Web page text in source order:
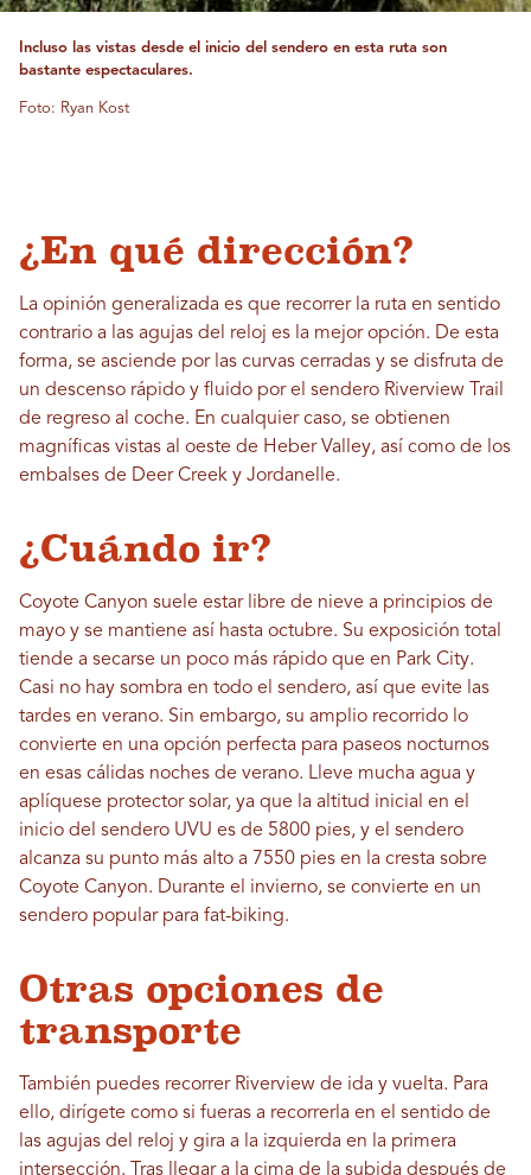
Incluso las vistas desde el inicio del sendero en esta ruta son
bastante espectaculares.
Foto: Ryan Kost
¿En qué dirección?
La opinión generalizada es que recorrer la ruta en sentido
contrario a las agujas del reloj es la mejor opción. De esta
forma, se asciende por las curvas cerradas y se disfruta de
un descenso rápido y fluido por el sendero Riverview Trail
de regreso al coche. En cualquier caso, se obtienen
magníficas vistas al oeste de Heber Valley, así como de los
embalses de Deer Creek y Jordanelle.
¿Cuándo ir?
Coyote Canyon suele estar libre de nieve a principios de
mayo y se mantiene así hasta octubre. Su exposición total
tiende a secarse un poco más rápido que en Park City.
Casi no hay sombra en todo el sendero, así que evite las
tardes en verano. Sin embargo, su amplio recorrido lo
convierte en una opción perfecta para paseos nocturnos
en esas cálidas noches de verano. Lleve mucha agua y
aplíquese protector solar, ya que la altitud inicial en el
inicio del sendero UVU es de 5800 pies, y el sendero
alcanza su punto más alto a 7550 pies en la cresta sobre
Coyote Canyon. Durante el invierno, se convierte en un
sendero popular para fat-biking.
Otras opciones de
transporte
También puedes recorrer Riverview de ida y vuelta. Para
ello, dirígete como si fueras a recorrerla en el sentido de
las agujas del reloj y gira a la izquierda en la primera
intersección. Tras llegar a la cima de la subida después de